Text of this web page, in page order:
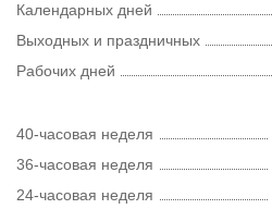
Календарных дней
Выходных и праздничных
Рабочих дней
40-часовая неделя
36-часовая неделя
24-часовая неделя